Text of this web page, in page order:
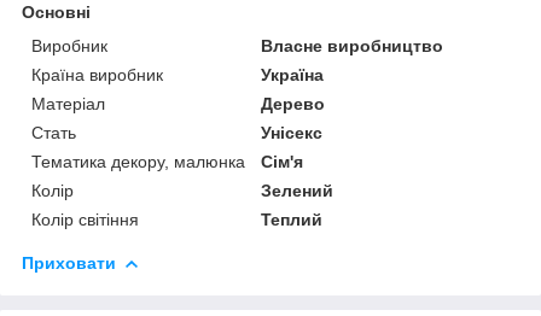
Основні
Виробник
Власне виробництво
Країна виробник
Україна
Матеріал
Дерево
Стать
Унісекс
Тематика декору, малюнка
Сім'я
Колір
Зелений
Колір світіння
Теплий
Приховати